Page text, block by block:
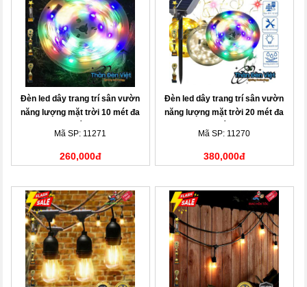
Đèn led dây trang trí sân vườn
năng lượng mặt trời 10 mét đa
Mã SP: 11271
260,000đ
Đèn led dây trang trí sân vườn
năng lượng mặt trời 20 mét đa
Mã SP: 11270
380,000đ